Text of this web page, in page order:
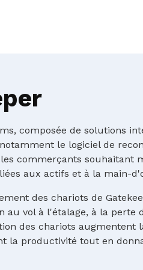
composée de solutions
le logiciel de
commerçants souhaitant
aux actifs et à la main-
des chariots de
vol à l'étalage, à la perte
des chariots augmentent
la productivité tout en